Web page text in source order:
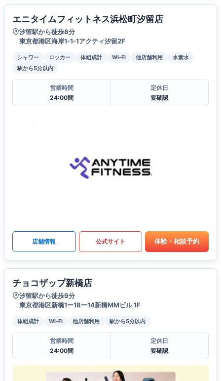
エニタイムフィットネス浜松町汐留店
汐留駅から徒歩8分
東京都港区海岸1-1-1アクティ汐留2F
シャワー ロッカー 体組成計 Wi-Fi 他店舗利用
水素水
駅から5分以内
営業時間
24:00間
定休日
要確認
店舗情報 公式サイト 体験・相談予約
チョコザップ新橋店
汐留駅から徒歩9分
東京都港区新橋1ー18ー14新橋MMビル 1F
体組成計 Wi-Fi 他店舗利用 駅から5分以内
営業時間
24:00間
定休日
要確認